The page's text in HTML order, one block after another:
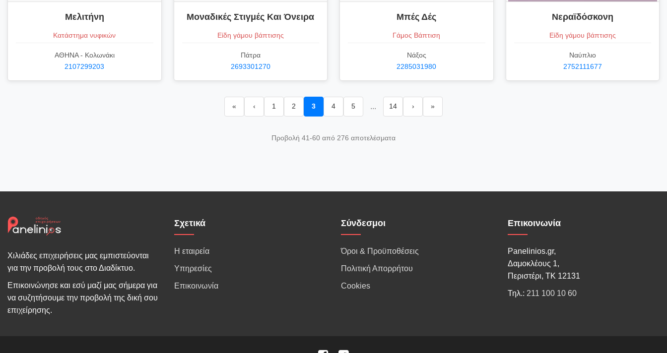
Μελιτήνη
Κατάστημα νυφικών
ΑΘΗΝΑ - Κολωνάκι
2107299203
Μοναδικές Στιγμές Και Όνειρα
Είδη γάμου βάπτισης
Πάτρα
2693301270
Μπές Δές
Γάμος Βάπτιση
Νάξος
2285031980
Νεραϊδόσκονη
Είδη γάμου βάπτισης
Ναύπλιο
2752111677
« ‹ 1 2 3 4 5 ... 14 › »
Προβολή 41-60 από 276 αποτελέσματα
Χιλιάδες επιχειρήσεις μας εμπιστεύονται
για την προβολή τους στο Διαδίκτυο.
Επικοινώνησε και εσύ μαζί μας σήμερα για
να συζητήσουμε την προβολή της δική σου
επιχείρησης.
Σχετικά
Η εταιρεία
Υπηρεσίες
Επικοινωνία
Σύνδεσμοι
Όροι & Προϋποθέσεις
Πολιτική Απορρήτου
Cookies
Επικοινωνία
Panelinios.gr,
Δαμοκλέους 1,
Περιστέρι, ΤΚ 12131
Τηλ.: 211 100 10 60